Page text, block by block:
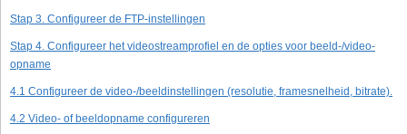
Stap 3. Configureer de FTP-instellingen
Stap 4. Configureer het videostreamprofiel en de opties voor beeld-/video-
opname
4.1 Configureer de video-/beeldinstellingen (resolutie, framesnelheid, bitrate).
4.2 Video- of beeldopname configureren